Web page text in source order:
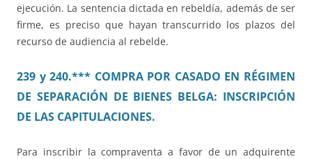
ejecución. La sentencia dictada en rebeldía, además de ser
firme, es preciso que hayan transcurrido los plazos del
recurso de audiencia al rebelde.
239 y 240.*** COMPRA POR CASADO EN RÉGIMEN
DE SEPARACIÓN DE BIENES BELGA: INSCRIPCIÓN
DE LAS CAPITULACIONES.
Para inscribir la compraventa a favor de un adquirente